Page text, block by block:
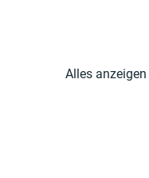
Alles anzeigen